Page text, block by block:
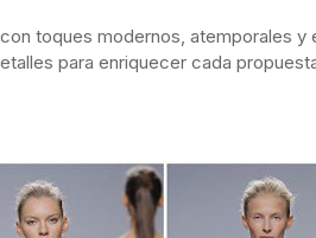
toques modernos, atemporales y
para enriquecer cada